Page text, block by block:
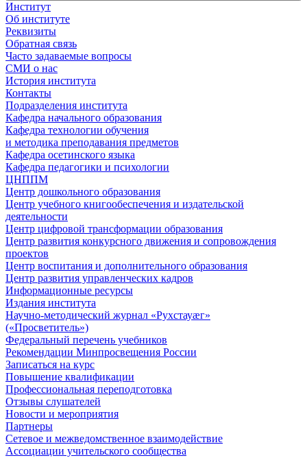
Институт
Об институте
Реквизиты
Обратная связь
Часто задаваемые вопросы
СМИ о нас
История института
Контакты
Подразделения института
Кафедра начального образования
Кафедра технологии обучения
и методика преподавания предметов
Кафедра осетинского языка
Кафедра педагогики и психологии
ЦНППМ
Центр дошкольного образования
Центр учебного книгообеспечения и издательской
деятельности
Центр цифровой трансформации образования
Центр развития конкурсного движения и сопровождения
проектов
Центр воспитания и дополнительного образования
Центр развития управленческих кадров
Информационные ресурсы
Издания института
Научно-методический журнал «Рухстауæг»
(«Просветитель»)
Федеральный перечень учебников
Рекомендации Минпросвещения России
Записаться на курс
Повышение квалификации
Профессиональная переподготовка
Отзывы слушателей
Новости и мероприятия
Партнеры
Сетевое и межведомственное взаимодействие
Ассоциации учительского сообщества